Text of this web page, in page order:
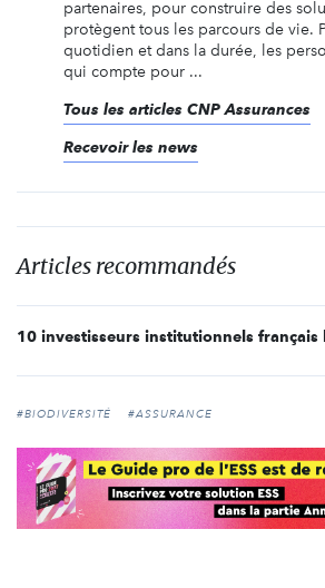
partenaires, pour construire des
protègent tous les parcours de vie.
quotidien et dans la durée, les
qui compte pour ...
Tous les articles CNP Assurances
Recevoir les news
Articles recommandés
#BIODIVERSITÉ #ASSURANCE